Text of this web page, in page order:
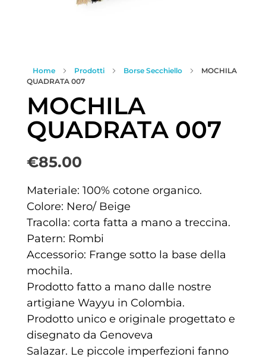
Home Prodotti Borse Secchiello
MOCHILA
QUADRATA 007
MOCHILA
QUADRATA 007
€85.00
Materiale: 100% cotone organico.
Colore: Nero/ Beige
Tracolla: corta fatta a mano a treccina.
Patern: Rombi
Accessorio: Frange sotto la base della
mochila.
Prodotto fatto a mano dalle nostre
artigiane Wayyu in Colombia.
Prodotto unico e originale progettato e
disegnato da Genoveva
Salazar. Le piccole imperfezioni fanno